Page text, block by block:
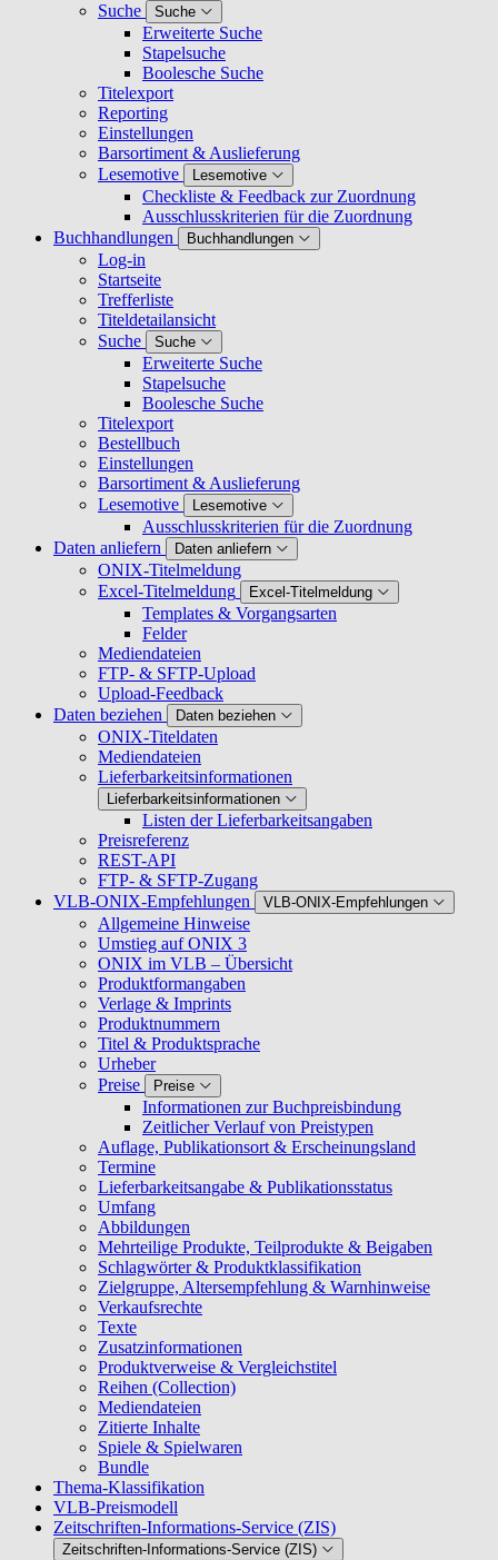
Suche
Suche
Erweiterte Suche
Stapelsuche
Boolesche Suche
Titelexport
Reporting
Einstellungen
Barsortiment & Auslieferung
Lesemotive
Lesemotive
Checkliste & Feedback zur Zuordnung
Ausschlusskriterien für die Zuordnung
Buchhandlungen
Buchhandlungen
Log-in
Startseite
Trefferliste
Titeldetailansicht
Suche
Suche
Erweiterte Suche
Stapelsuche
Boolesche Suche
Titelexport
Bestellbuch
Einstellungen
Barsortiment & Auslieferung
Lesemotive
Lesemotive
Ausschlusskriterien für die Zuordnung
Daten anliefern
Daten anliefern
ONIX-Titelmeldung
Excel-Titelmeldung
Excel-Titelmeldung
Templates & Vorgangsarten
Felder
Mediendateien
FTP- & SFTP-Upload
Upload-Feedback
Daten beziehen
Daten beziehen
ONIX-Titeldaten
Mediendateien
Lieferbarkeitsinformationen
Lieferbarkeitsinformationen
Listen der Lieferbarkeitsangaben
Preisreferenz
REST-API
FTP- & SFTP-Zugang
VLB-ONIX-Empfehlungen
VLB-ONIX-Empfehlungen
Allgemeine Hinweise
Umstieg auf ONIX 3
ONIX im VLB – Übersicht
Produktformangaben
Verlage & Imprints
Produktnummern
Titel & Produktsprache
Urheber
Preise
Preise
Informationen zur Buchpreisbindung
Zeitlicher Verlauf von Preistypen
Auflage, Publikationsort & Erscheinungsland
Termine
Lieferbarkeitsangabe & Publikationsstatus
Umfang
Abbildungen
Mehrteilige Produkte, Teilprodukte & Beigaben
Schlagwörter & Produktklassifikation
Zielgruppe, Altersempfehlung & Warnhinweise
Verkaufsrechte
Texte
Zusatzinformationen
Produktverweise & Vergleichstitel
Reihen (Collection)
Mediendateien
Zitierte Inhalte
Spiele & Spielwaren
Bundle
Thema-Klassifikation
VLB-Preismodell
Zeitschriften-Informations-Service (ZIS)
Zeitschriften-Informations-Service (ZIS)